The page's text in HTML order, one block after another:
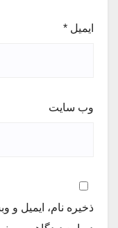
ایمیل *
وب‌ سایت
ذخیره نام، ایمیل و